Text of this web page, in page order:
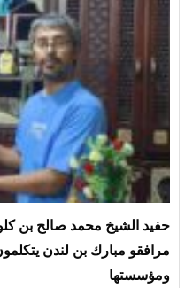
حفيد الشيخ محمد صالح بن
مرافقو مبارك بن لندن
ومؤسستها